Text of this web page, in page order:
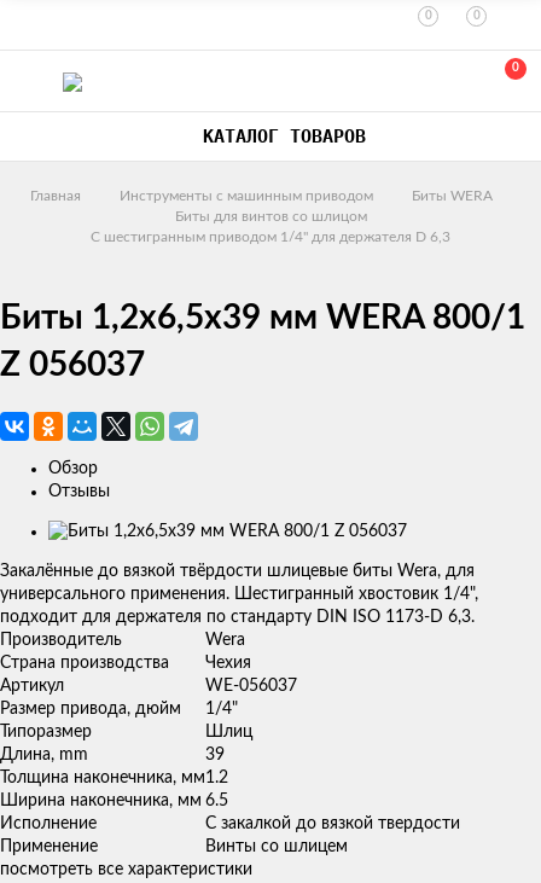
0 0
0
КАТАЛОГ ТОВАРОВ
Главная Инструменты с машинным приводом
Биты WERA
Биты для винтов со шлицом
С шестигранным приводом 1/4" для держателя D 6,3
Биты 1,2х6,5х39 мм WERA 800/1
Z 056037
Обзор
Отзывы
Изображения
товаров
Закалённые до вязкой твёрдости шлицевые биты Wera, для
универсального применения. Шестигранный хвостовик 1/4",
подходит для держателя по стандарту DIN ISO 1173-D 6,3.
Производитель
Wera
Страна производства
Чехия
Артикул
WE-056037
Размер привода, дюйм
1/4"
Типоразмер
Шлиц
Длина, mm
39
Толщина наконечника, мм1.2
Ширина наконечника, мм 6.5
Исполнение
С закалкой до вязкой твердости
Применение
Винты со шлицем
посмотреть все характеристики